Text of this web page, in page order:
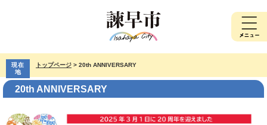
先
で
す。
を
ば
本
現在
地
トップページ > 20th ANNIVERSARY
20th ANNIVERSARY